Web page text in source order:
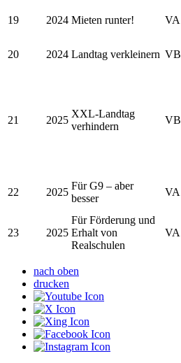
19 2024 Mieten runter! VA
20
2024 Landtag verkleinern VB
21 2025
XXL-Landtag
verhindern
VB
22 2025
Für G9 – aber
besser
VA
23 2025
Für Förderung und
Erhalt von
Realschulen
VA
nach oben
drucken